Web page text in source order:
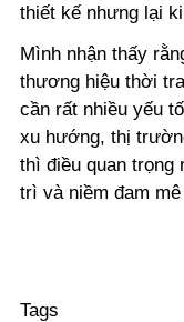
thiết kế nhưng lại
Mình nhận thấy
thương hiệu thời
cần rất nhiều yếu
xu hướng, thị
thì điều quan trọng
trì và niềm đam
Tags